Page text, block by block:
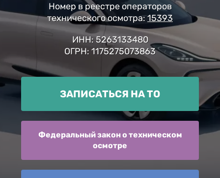
Номер в реестре операторов
технического осмотра:15393
ИНН: 5263133480
ОГРН: 1175275073863
ЗАПИСАТЬСЯ НА ТО
Федеральный закон о техническом
осмотре